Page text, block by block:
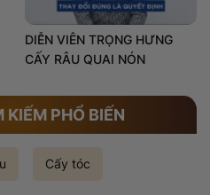
DIỄN VIÊN TRỌNG HƯNG
CẤY RÂU QUAI NÓN
PHỔ BIẾN
Cấy tóc